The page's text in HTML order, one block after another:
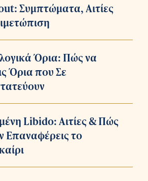
Συμπτώματα, Αιτίες
Όρια: Πώς να
Όρια που Σε
Libido: Αιτίες & Πώς
Επαναφέρεις το